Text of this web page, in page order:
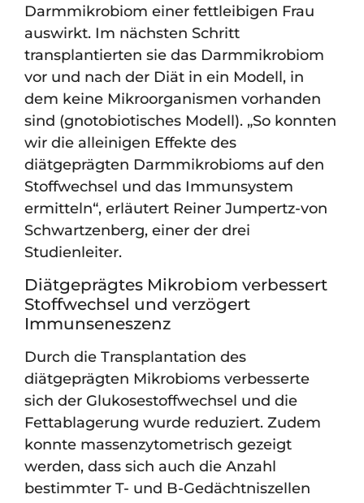
Darmmikrobiom einer fettleibigen Frau
auswirkt. Im nächsten Schritt
transplantierten sie das Darmmikrobiom
vor und nach der Diät in ein Modell, in
dem keine Mikroorganismen vorhanden
sind (gnotobiotisches Modell). „So konnten
wir die alleinigen Effekte des
diätgeprägten Darmmikrobioms auf den
Stoffwechsel und das Immunsystem
ermitteln“, erläutert Reiner Jumpertz-von
Schwartzenberg, einer der drei
Studienleiter.
Diätgeprägtes Mikrobiom verbessert
Stoffwechsel und verzögert
Immunseneszenz
Durch die Transplantation des
diätgeprägten Mikrobioms verbesserte
sich der Glukosestoffwechsel und die
Fettablagerung wurde reduziert. Zudem
konnte massenzytometrisch gezeigt
werden, dass sich auch die Anzahl
bestimmter T- und B-Gedächtniszellen